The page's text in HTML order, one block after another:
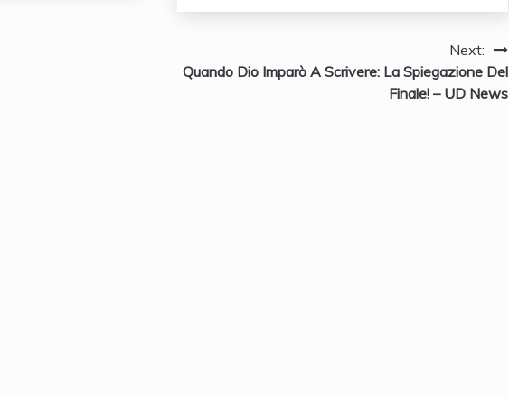
Next:
Quando Dio Imparò A Scrivere: La Spiegazione Del
Finale! – UD News